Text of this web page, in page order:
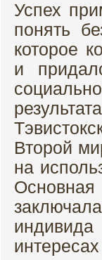
Успех
понять
которое
и
Второй
на